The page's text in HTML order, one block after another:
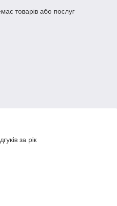
товарів або послуг
за рік